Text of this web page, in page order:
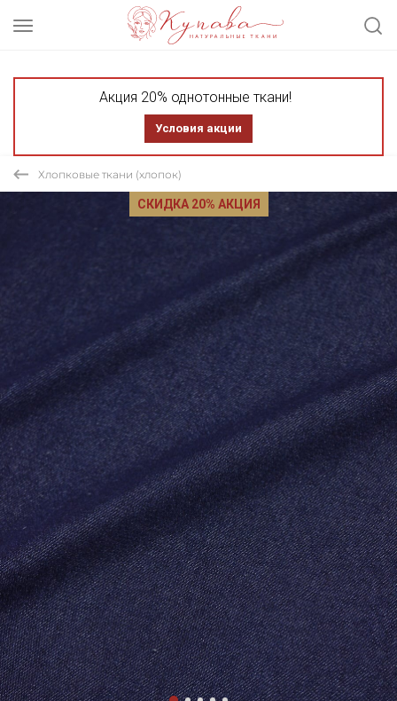
Акция 20% однотонные ткани!
Условия акции
Хлопковые ткани (хлопок)
СКИДКА 20% АКЦИЯ